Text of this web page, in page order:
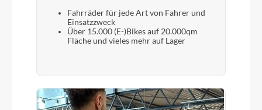
Fahrräder für jede Art von Fahrer und
Einsatzzweck
Über 15.000 (E-)Bikes auf 20.000qm
Fläche und vieles mehr auf Lager